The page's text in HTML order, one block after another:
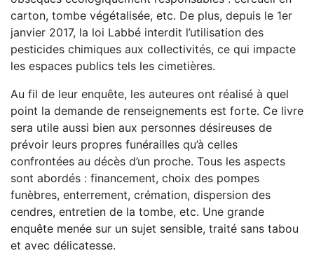
carton, tombe végétalisée, etc. De plus, depuis le 1er
janvier 2017, la loi Labbé interdit l’utilisation des
pesticides chimiques aux collectivités, ce qui impacte
les espaces publics tels les cimetières.
Au fil de leur enquête, les auteures ont réalisé à quel
point la demande de renseignements est forte. Ce livre
sera utile aussi bien aux personnes désireuses de
prévoir leurs propres funérailles qu’à celles
confrontées au décès d’un proche. Tous les aspects
sont abordés : financement, choix des pompes
funèbres, enterrement, crémation, dispersion des
cendres, entretien de la tombe, etc. Une grande
enquête menée sur un sujet sensible, traité sans tabou
et avec délicatesse.